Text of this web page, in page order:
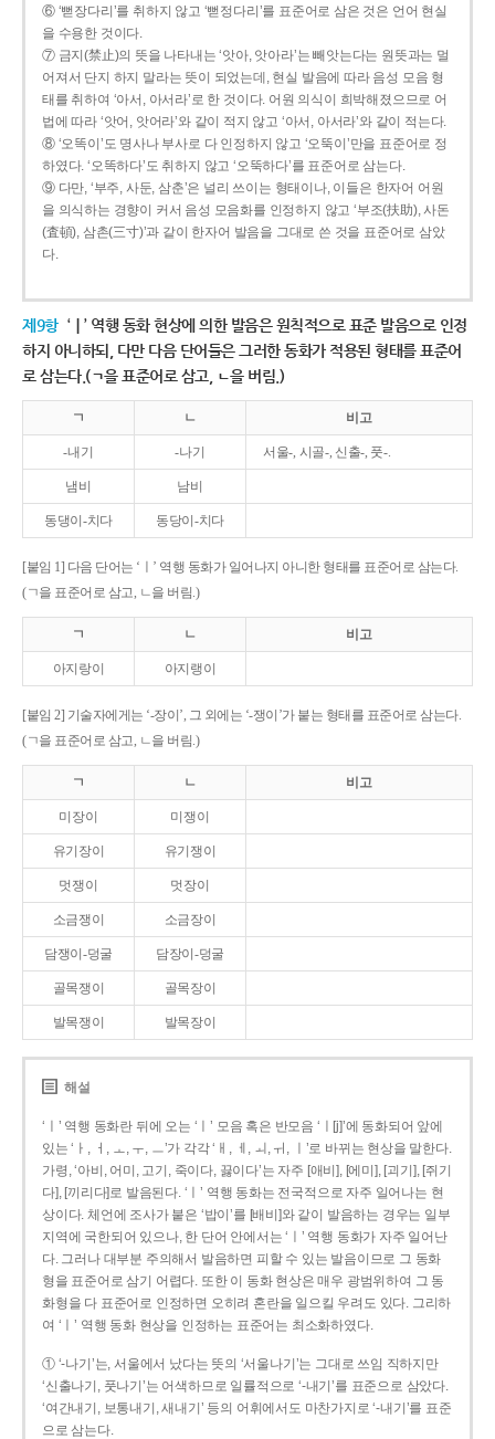
⑥ ‘뻗장다리’를 취하지 않고 ‘뻗정다리’를 표준어로 삼은 것은 언어 현실
을 수용한 것이다.
⑦ 금지(禁止)의 뜻을 나타내는 ‘앗아, 앗아라’는 빼앗는다는 원뜻과는 멀
어져서 단지 하지 말라는 뜻이 되었는데, 현실 발음에 따라 음성 모음 형
태를 취하여 ‘아서, 아서라’로 한 것이다. 어원 의식이 희박해졌으므로 어
법에 따라 ‘앗어, 앗어라’와 같이 적지 않고 ‘아서, 아서라’와 같이 적는다.
⑧ ‘오똑이’도 명사나 부사로 다 인정하지 않고 ‘오뚝이’만을 표준어로 정
하였다. ‘오똑하다’도 취하지 않고 ‘오뚝하다’를 표준어로 삼는다.
⑨ 다만, ‘부주, 사둔, 삼춘’은 널리 쓰이는 형태이나, 이들은 한자어 어원
을 의식하는 경향이 커서 음성 모음화를 인정하지 않고 ‘부조(扶助), 사돈
(査頓), 삼촌(三寸)’과 같이 한자어 발음을 그대로 쓴 것을 표준어로 삼았
다.
제9항 ‘ㅣ’ 역행 동화 현상에 의한 발음은 원칙적으로 표준 발음으로 인정
하지 아니하되, 다만 다음 단어들은 그러한 동화가 적용된 형태를 표준어
로 삼는다.(ㄱ을 표준어로 삼고, ㄴ을 버림.)
ㄱ ㄴ 비고
-내기 -나기 서울-, 시골-, 신출-, 풋-.
냄비 남비
동댕이-치다 동당이-치다
[붙임 1] 다음 단어는 ‘ㅣ’ 역행 동화가 일어나지 아니한 형태를 표준어로 삼는다.
(ㄱ을 표준어로 삼고, ㄴ을 버림.)
ㄱ ㄴ 비고
아지랑이 아지랭이
[붙임 2] 기술자에게는 ‘-장이’, 그 외에는 ‘-쟁이’가 붙는 형태를 표준어로 삼는다.
(ㄱ을 표준어로 삼고, ㄴ을 버림.)
ㄱ ㄴ 비고
미장이 미쟁이
유기장이 유기쟁이
멋쟁이 멋장이
소금쟁이 소금장이
담쟁이-덩굴 담장이-덩굴
골목쟁이 골목장이
발목쟁이 발목장이
해설
‘ㅣ’ 역행 동화란 뒤에 오는 ‘ㅣ’ 모음 혹은 반모음 ‘ㅣ[j]’에 동화되어 앞에
있는 ‘ㅏ, ㅓ, ㅗ, ㅜ, ㅡ’가 각각 ‘ㅐ, ㅔ, ㅚ, ㅟ, ㅣ’로 바뀌는 현상을 말한다.
가령, ‘아비, 어미, 고기, 죽이다, 끓이다’는 자주 [애비], [에미], [괴기], [쥐기
다], [끼리다]로 발음된다. ‘ㅣ’ 역행 동화는 전국적으로 자주 일어나는 현
상이다. 체언에 조사가 붙은 ‘밥이’를 [배비]와 같이 발음하는 경우는 일부
지역에 국한되어 있으나, 한 단어 안에서는 ‘ㅣ’ 역행 동화가 자주 일어난
다. 그러나 대부분 주의해서 발음하면 피할 수 있는 발음이므로 그 동화
형을 표준어로 삼기 어렵다. 또한 이 동화 현상은 매우 광범위하여 그 동
화형을 다 표준어로 인정하면 오히려 혼란을 일으킬 우려도 있다. 그리하
여 ‘ㅣ’ 역행 동화 현상을 인정하는 표준어는 최소화하였다.
① ‘-나기’는, 서울에서 났다는 뜻의 ‘서울나기’는 그대로 쓰임 직하지만
‘신출나기, 풋나기’는 어색하므로 일률적으로 ‘-내기’를 표준으로 삼았다.
‘여간내기, 보통내기, 새내기’ 등의 어휘에서도 마찬가지로 ‘-내기’를 표준
으로 삼는다.